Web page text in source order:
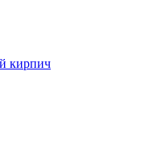
кирпич